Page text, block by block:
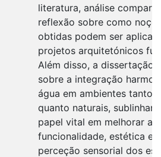
literatura, análise
reflexão sobre como
obtidas podem ser
projetos arquitetónicos
Além disso, a dissertação
sobre a integração
água em ambientes tanto
quanto naturais,
papel vital em melhorar a
funcionalidade, estética e
perceção sensorial dos